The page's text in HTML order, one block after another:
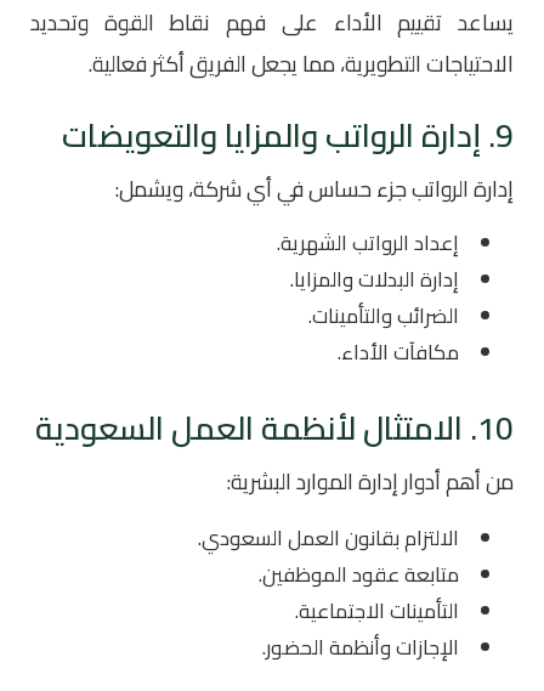
يساعد تقييم الأداء على فهم نقاط القوة وتحديد
الاحتياجات التطويرية، مما يجعل الفريق أكثر فعالية.
9. إدارة الرواتب والمزايا والتعويضات
إدارة الرواتب جزء حساس في أي شركة، ويشمل:
إعداد الرواتب الشهرية.
إدارة البدلات والمزايا.
الضرائب والتأمينات.
مكافآت الأداء.
10. الامتثال لأنظمة العمل السعودية
من أهم أدوار إدارة الموارد البشرية:
الالتزام بقانون العمل السعودي.
متابعة عقود الموظفين.
التأمينات الاجتماعية.
الإجازات وأنظمة الحضور.